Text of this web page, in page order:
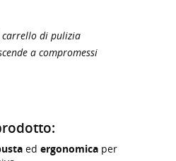
carrello di pulizia
a compromessi
ed ergonomica per